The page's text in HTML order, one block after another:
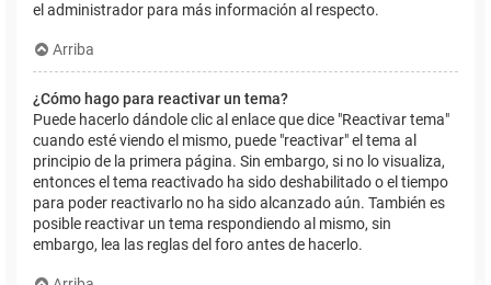
el administrador para más información al respecto.
Arriba
¿Cómo hago para reactivar un tema?
Puede hacerlo dándole clic al enlace que dice "Reactivar tema"
cuando esté viendo el mismo, puede "reactivar" el tema al
principio de la primera página. Sin embargo, si no lo visualiza,
entonces el tema reactivado ha sido deshabilitado o el tiempo
para poder reactivarlo no ha sido alcanzado aún. También es
posible reactivar un tema respondiendo al mismo, sin
embargo, lea las reglas del foro antes de hacerlo.